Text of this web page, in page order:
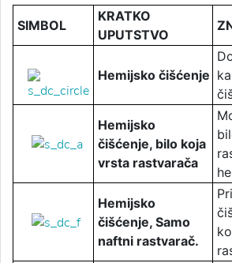
SIMBOL
KRATKO
UPUTSTVO
Hemijsko čišćenje
Hemijsko
čišćenje, bilo koja
vrsta rastvarača
Hemijsko
čišćenje, Samo
naftni rastvarač.